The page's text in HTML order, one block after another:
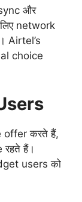
और
network
Airtel’s
choice
करते हैं,
हैं।
users को